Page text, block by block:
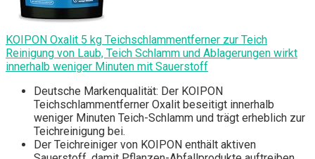
KOIPON Oxalit 5 kg Teichschlammentferner zur Teich
Reinigung von Laub, Teich Schlamm und Ablagerungen wirkt
innerhalb weniger Minuten mit Sauerstoff
Deutsche Markenqualität: Der KOIPON
Teichschlammentferner Oxalit beseitigt innerhalb
weniger Minuten Teich-Schlamm und trägt erheblich zur
Teichreinigung bei.
Der Teichreiniger von KOIPON enthält aktiven